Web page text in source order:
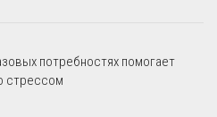
потребностях помогает
стрессом